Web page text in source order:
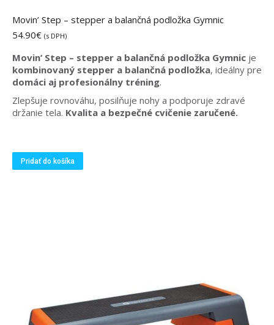
Movin’ Step – stepper a balančná podložka Gymnic
54.90€ (s DPH)
Movin’ Step – stepper a balančná podložka Gymnic je
kombinovaný stepper a balančná podložka, ideálny pre
domáci aj profesionálny tréning.
Zlepšuje rovnováhu, posilňuje nohy a podporuje zdravé
držanie tela. Kvalita a bezpečné cvičenie zaručené.
Pridať do košíka